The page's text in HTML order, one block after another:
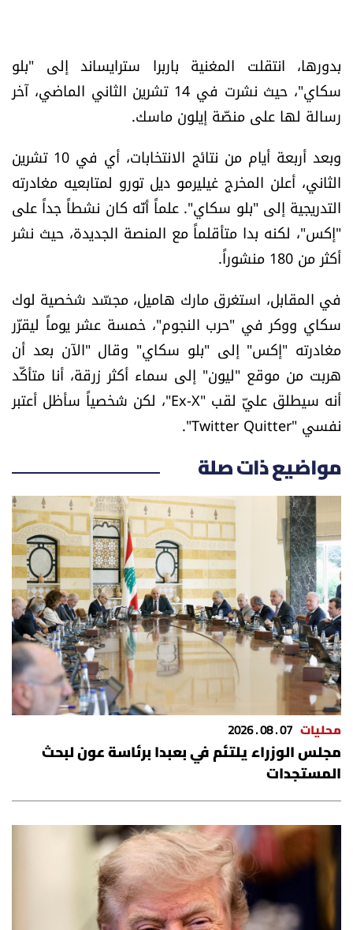
بدورها، انتقلت المغنية باربرا سترايساند إلى "بلو
سكاي"، حيث نشرت في 14 تشرين الثاني الماضي، آخر
رسالة لها على منصّة إيلون ماسك.
وبعد أربعة أيام من نتائج الانتخابات، أي في 10 تشرين
الثاني، أعلن المخرج غيليرمو ديل تورو لمتابعيه مغادرته
التدريجية إلى "بلو سكاي". علماً أنّه كان نشطاً جداً على
"إكس"، لكنه بدا متأقلماً مع المنصة الجديدة، حيث نشر
أكثر من 180 منشوراً.
في المقابل، استغرق مارك هاميل، مجسّد شخصية لوك
سكاي ووكر في "حرب النجوم"، خمسة عشر يوماً ليقرّر
مغادرته "إكس" إلى "بلو سكاي" وقال "الآن بعد أن
هربت من موقع "ليون" إلى سماء أكثر زرقة، أنا متأكّد
أنه سيطلق عليّ لقب "Ex-X"، لكن شخصياً سأظل أعتبر
نفسي "Twitter Quitter".
مواضيع ذات صلة
محليات 07 . 08 . 2026
مجلس الوزراء يلتئم في بعبدا برئاسة عون لبحث
المستجدات